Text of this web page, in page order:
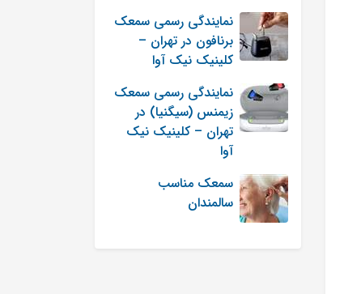
نمایندگی رسمی سمعک
برنافون در تهران –
کلینیک نیک آوا
نمایندگی رسمی سمعک
زیمنس (سیگنیا) در
تهران – کلینیک نیک
آوا
سمعک مناسب
سالمندان